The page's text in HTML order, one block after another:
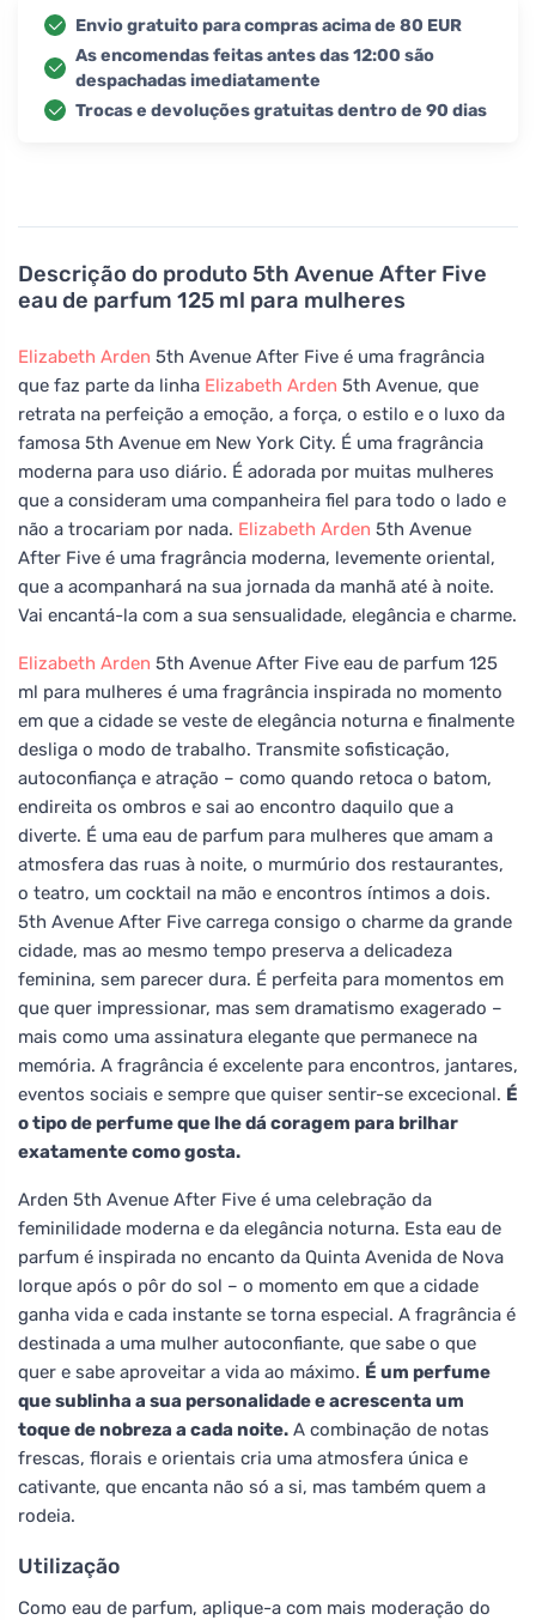
Descrição do produto 5th Avenue After Five
eau de parfum 125 ml para mulheres
Elizabeth Arden 5th Avenue After Five é uma fragrância
que faz parte da linha Elizabeth Arden 5th Avenue, que
retrata na perfeição a emoção, a força, o estilo e o luxo da
famosa 5th Avenue em New York City. É uma fragrância
moderna para uso diário. É adorada por muitas mulheres
que a consideram uma companheira fiel para todo o lado e
não a trocariam por nada. Elizabeth Arden 5th Avenue
After Five é uma fragrância moderna, levemente oriental,
que a acompanhará na sua jornada da manhã até à noite.
Vai encantá-la com a sua sensualidade, elegância e charme.
Elizabeth Arden 5th Avenue After Five eau de parfum 125
ml para mulheres é uma fragrância inspirada no momento
em que a cidade se veste de elegância noturna e finalmente
desliga o modo de trabalho. Transmite sofisticação,
autoconfiança e atração – como quando retoca o batom,
endireita os ombros e sai ao encontro daquilo que a
diverte. É uma eau de parfum para mulheres que amam a
atmosfera das ruas à noite, o murmúrio dos restaurantes,
o teatro, um cocktail na mão e encontros íntimos a dois.
5th Avenue After Five carrega consigo o charme da grande
cidade, mas ao mesmo tempo preserva a delicadeza
feminina, sem parecer dura. É perfeita para momentos em
que quer impressionar, mas sem dramatismo exagerado –
mais como uma assinatura elegante que permanece na
memória. A fragrância é excelente para encontros, jantares,
eventos sociais e sempre que quiser sentir-se excecional. É
o tipo de perfume que lhe dá coragem para brilhar
exatamente como gosta.
Arden 5th Avenue After Five é uma celebração da
feminilidade moderna e da elegância noturna. Esta eau de
parfum é inspirada no encanto da Quinta Avenida de Nova
Iorque após o pôr do sol – o momento em que a cidade
ganha vida e cada instante se torna especial. A fragrância é
destinada a uma mulher autoconfiante, que sabe o que
quer e sabe aproveitar a vida ao máximo. É um perfume
que sublinha a sua personalidade e acrescenta um
toque de nobreza a cada noite. A combinação de notas
frescas, florais e orientais cria uma atmosfera única e
cativante, que encanta não só a si, mas também quem a
rodeia.
Utilização
Como eau de parfum, aplique-a com mais moderação do
Envio gratuito para compras acima de 80 EUR
As encomendas feitas antes das 12:00 são
despachadas imediatamente
Trocas e devoluções gratuitas dentro de 90 dias